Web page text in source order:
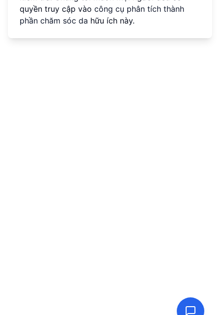
quyền truy cập vào công cụ phân tích thành
phần chăm sóc da hữu ích này.